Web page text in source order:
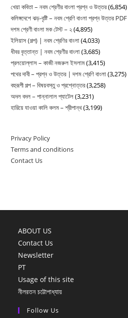
খেয়া কবিতা – নবম শ্রেণীর বাংলা প্রশ্ন ও উত্তর(6,854)
কলিঙ্গদেশে ঝড়-বৃষ্টি – নবম শ্রেণি বাংলা প্রশ্ন উত্তর PDF
দশম শ্রেণী বাংলা মক টেস্ট – ২ (4,895)
ইলিয়াস (গল্প) | নবম শ্রেণির বাংলা(4,033)
ধীবর বৃত্তান্ত | নবম শ্রেণীর বাংলা(3,685)
প্রলয়োল্লাস – কাজী নজরুল ইসলাম(3,415)
পথের দাবী – প্রশ্ন ও উত্তর | দশম শ্রেণি বাংলা(3,275)
বহুরূপী গল্প – বিষয়বস্তু ও প্রশ্নোত্তর(3,258)
অদল বদল – পান্নালাল প্যাটেল(3,231)
হারিয়ে যাওয়া কালি কলম – শ্রীপান্থ(3,199)
Privacy Policy
Terms and conditions
Contact Us
ABOUT US
Contact Us
Newsletter
PT
Usage of this site
নীলরতন চট্টোপাধ্যায়
Follow Us